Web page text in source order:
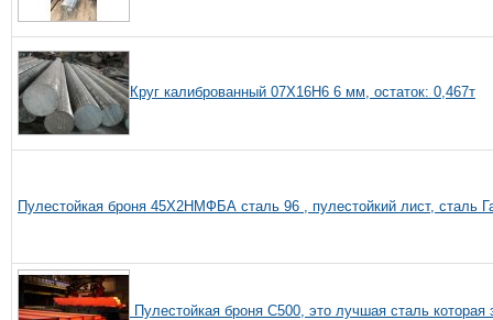
Круг калиброванный 07Х16Н6 6 мм, остаток: 0,467т
Пулестойкая броня 45Х2НМФБА сталь 96 , пулестойкий лист, сталь
Пулестойкая броня С500, это лучшая сталь